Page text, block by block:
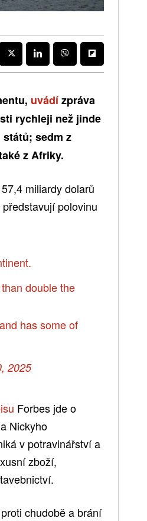
uvádízpráva
rychleji než jinde
sedm z
z Afriky.
miliardy dolarů
polovinu
double the
has some of
2025
Forbes jde o
Nickyho
v potravinářství a
zboží,
chudobě a brání